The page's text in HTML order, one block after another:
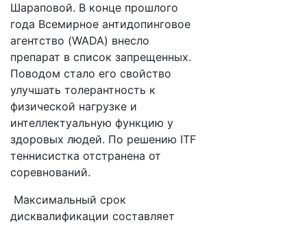
Шараповой. В конце прошлого
года Всемирное антидопинговое
агентство (WADA) внесло
препарат в список запрещенных.
Поводом стало его свойство
улучшать толерантность к
физической нагрузке и
интеллектуальную функцию у
здоровых людей. По решению ITF
теннисистка отстранена от
соревнований.
Максимальный срок
дисквалификации составляет